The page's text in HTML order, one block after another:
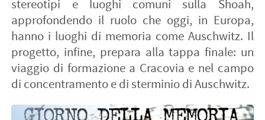
stereotipi e luoghi comuni sulla Shoah,
approfondendo il ruolo che oggi, in Europa,
hanno i luoghi di memoria come Auschwitz. Il
progetto, infine, prepara alla tappa finale: un
viaggio di formazione a Cracovia e nel campo
di concentramento e di sterminio di Auschwitz.